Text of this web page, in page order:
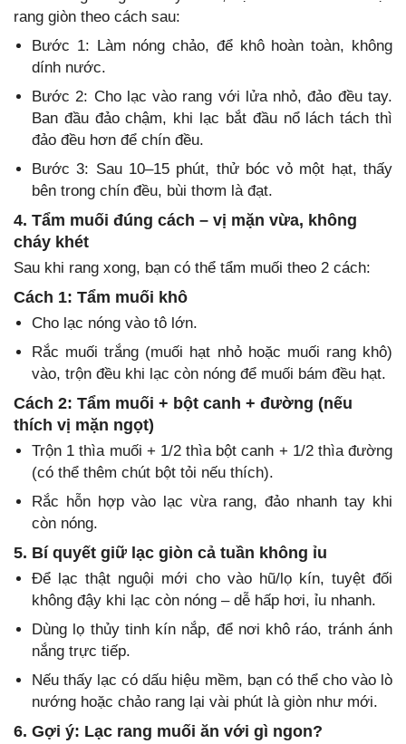
rang giòn theo cách sau:
Bước 1: Làm nóng chảo, để khô hoàn toàn, không
dính nước.
Bước 2: Cho lạc vào rang với lửa nhỏ, đảo đều tay.
Ban đầu đảo chậm, khi lạc bắt đầu nổ lách tách thì
đảo đều hơn để chín đều.
Bước 3: Sau 10–15 phút, thử bóc vỏ một hạt, thấy
bên trong chín đều, bùi thơm là đạt.
4. Tẩm muối đúng cách – vị mặn vừa, không
cháy khét
Sau khi rang xong, bạn có thể tẩm muối theo 2 cách:
Cách 1: Tẩm muối khô
Cho lạc nóng vào tô lớn.
Rắc muối trắng (muối hạt nhỏ hoặc muối rang khô)
vào, trộn đều khi lạc còn nóng để muối bám đều hạt.
Cách 2: Tẩm muối + bột canh + đường (nếu
thích vị mặn ngọt)
Trộn 1 thìa muối + 1/2 thìa bột canh + 1/2 thìa đường
(có thể thêm chút bột tỏi nếu thích).
Rắc hỗn hợp vào lạc vừa rang, đảo nhanh tay khi
còn nóng.
5. Bí quyết giữ lạc giòn cả tuần không ỉu
Để lạc thật nguội mới cho vào hũ/lọ kín, tuyệt đối
không đậy khi lạc còn nóng – dễ hấp hơi, ỉu nhanh.
Dùng lọ thủy tinh kín nắp, để nơi khô ráo, tránh ánh
nắng trực tiếp.
Nếu thấy lạc có dấu hiệu mềm, bạn có thể cho vào lò
nướng hoặc chảo rang lại vài phút là giòn như mới.
6. Gợi ý: Lạc rang muối ăn với gì ngon?